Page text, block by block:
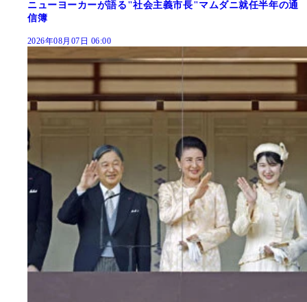
ニューヨーカーが語る"社会主義市長"マムダニ就任半年の通
信簿
2026年08月07日 06:00